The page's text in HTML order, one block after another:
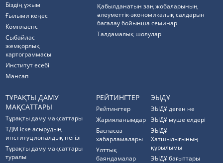
Біздің ұжым
Ғылыми кеңес
Комплаенс
Cыбайлас
жемқорлық
картограммасы
Институт есебі
Мансап
Қабылданатын заң жобаларының
әлеуметтік-экономикалық салдарын
бағалау бойынша семинар
Талдамалық шолулар
ТҰРАҚТЫ ДАМУ
МАҚСАТТАРЫ
Тұрақты даму мақсаттары
ТДМ іске асырудың
институционалдық негізі
Тұрақты даму мақсаттары
туралы
РЕЙТИНГТЕР
Рейтингтер
Жарияланымдар
Баспасөз
хабарламалары
Ұлттық
баяндамалар
ЭЫДҰ
ЭЫДҰ деген не
ЭЫДҰ мүше елдері
ЭЫДҰ
Хатшылығының
құрылымы
ЭЫДҰ бағыттары